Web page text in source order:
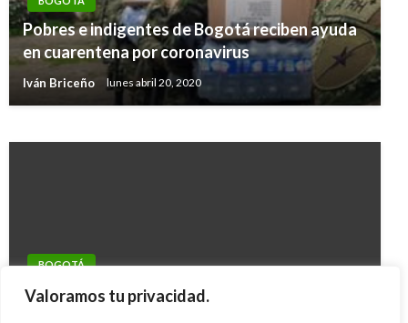
Valoramos tu privacidad.
Pobres e indigentes de Bogotá reciben ayuda
en cuarentena por coronavirus
Iván Briceño lunes abril 20, 2020
BOGOTÁ
El Escuadrón Anticrueldad ha rescatado a más
de 80 animales este año
miércoles agosto 23, 2017
BOGOTÁ
Aplazaron por un mes la restricción diurna a